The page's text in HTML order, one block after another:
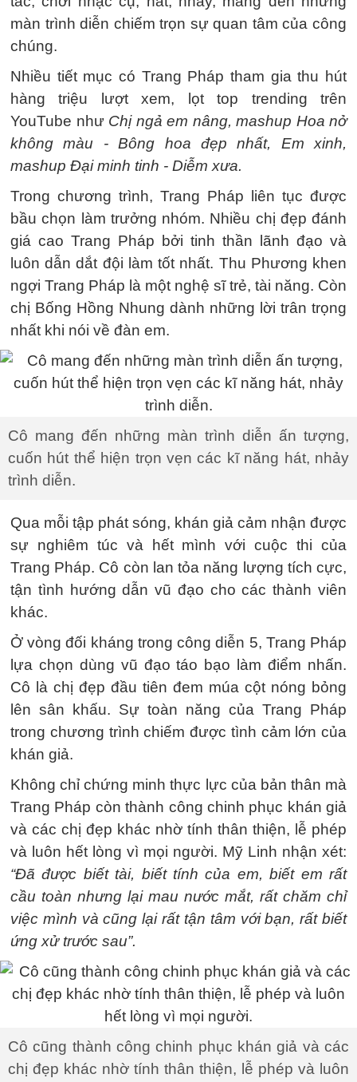
màn trình diễn chiếm trọn sự quan tâm của công
chúng.
Nhiều tiết mục có Trang Pháp tham gia thu hút
hàng triệu lượt xem, lọt top trending trên
YouTube nhưChị ngả em nâng, mashup Hoa nở
không màu - Bông hoa đẹp nhất, Em xinh,
mashup Đại minh tinh - Diễm xưa.
Trong chương trình, Trang Pháp liên tục được
bầu chọn làm trưởng nhóm. Nhiều chị đẹp đánh
giá cao Trang Pháp bởi tinh thần lãnh đạo và
luôn dẫn dắt đội làm tốt nhất. Thu Phương khen
ngợi Trang Pháp là một nghệ sĩ trẻ, tài năng. Còn
chị Bống Hồng Nhung dành những lời trân trọng
nhất khi nói về đàn em.
Cô mang đến những màn trình diễn ấn tượng,
cuốn hút thể hiện trọn vẹn các kĩ năng hát, nhảy
trình diễn.
Qua mỗi tập phát sóng, khán giả cảm nhận được
sự nghiêm túc và hết mình với cuộc thi của
Trang Pháp. Cô còn lan tỏa năng lượng tích cực,
tận tình hướng dẫn vũ đạo cho các thành viên
khác.
Ở vòng đối kháng trong công diễn 5, Trang Pháp
lựa chọn dùng vũ đạo táo bạo làm điểm nhấn.
Cô là chị đẹp đầu tiên đem múa cột nóng bỏng
lên sân khấu. Sự toàn năng của Trang Pháp
trong chương trình chiếm được tình cảm lớn của
khán giả.
Không chỉ chứng minh thực lực của bản thân mà
Trang Pháp còn thành công chinh phục khán giả
và các chị đẹp khác nhờ tính thân thiện, lễ phép
và luôn hết lòng vì mọi người. Mỹ Linh nhận xét:
“Đã được biết tài, biết tính của em, biết em rất
cầu toàn nhưng lại mau nước mắt, rất chăm chỉ
việc mình và cũng lại rất tận tâm với bạn, rất biết
ứng xử trước sau”.
Cô cũng thành công chinh phục khán giả và các
chị đẹp khác nhờ tính thân thiện, lễ phép và luôn